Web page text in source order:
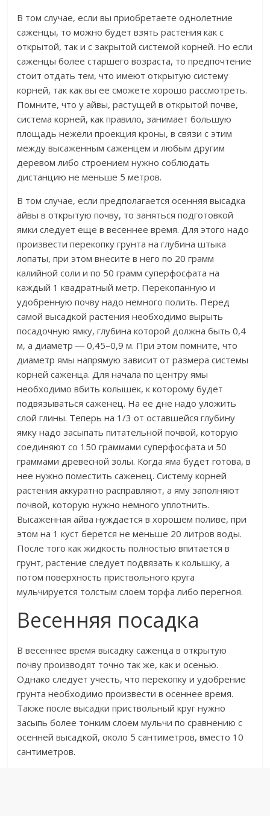
В том случае, если вы приобретаете однолетние
саженцы, то можно будет взять растения как с
открытой, так и с закрытой системой корней. Но если
саженцы более старшего возраста, то предпочтение
стоит отдать тем, что имеют открытую систему
корней, так как вы ее сможете хорошо рассмотреть.
Помните, что у айвы, растущей в открытой почве,
система корней, как правило, занимает большую
площадь нежели проекция кроны, в связи с этим
между высаженным саженцем и любым другим
деревом либо строением нужно соблюдать
дистанцию не меньше 5 метров.
В том случае, если предполагается осенняя высадка
айвы в открытую почву, то заняться подготовкой
ямки следует еще в весеннее время. Для этого надо
произвести перекопку грунта на глубина штыка
лопаты, при этом внесите в него по 20 грамм
калийной соли и по 50 грамм суперфосфата на
каждый 1 квадратный метр. Перекопанную и
удобренную почву надо немного полить. Перед
самой высадкой растения необходимо вырыть
посадочную ямку, глубина которой должна быть 0,4
м, а диаметр ― 0,45–0,9 м. При этом помните, что
диаметр ямы напрямую зависит от размера системы
корней саженца. Для начала по центру ямы
необходимо вбить колышек, к которому будет
подвязываться саженец. На ее дне надо уложить
слой глины. Теперь на 1/3 от оставшейся глубину
ямку надо засыпать питательной почвой, которую
соединяют со 150 граммами суперфосфата и 50
граммами древесной золы. Когда яма будет готова, в
нее нужно поместить саженец. Систему корней
растения аккуратно расправляют, а яму заполняют
почвой, которую нужно немного уплотнить.
Высаженная айва нуждается в хорошем поливе, при
этом на 1 куст берется не меньше 20 литров воды.
После того как жидкость полностью впитается в
грунт, растение следует подвязать к колышку, а
потом поверхность приствольного круга
мульчируется толстым слоем торфа либо перегноя.
Весенняя посадка
В весеннее время высадку саженца в открытую
почву производят точно так же, как и осенью.
Однако следует учесть, что перекопку и удобрение
грунта необходимо произвести в осеннее время.
Также после высадки приствольный круг нужно
засыпь более тонким слоем мульчи по сравнению с
осенней высадкой, около 5 сантиметров, вместо 10
сантиметров.